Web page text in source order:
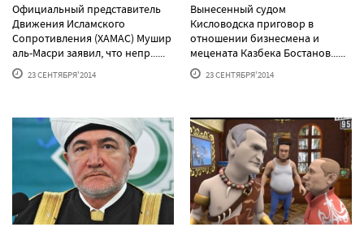
Официальный представитель
Движения Исламского
Сопротивления (ХАМАС) Мушир
аль-Масри заявил, что непр......
23 СЕНТЯБРЯ'2014
Вынесенный судом
Кисловодска приговор в
отношении бизнесмена и
мецената Казбека Бостанов......
23 СЕНТЯБРЯ'2014